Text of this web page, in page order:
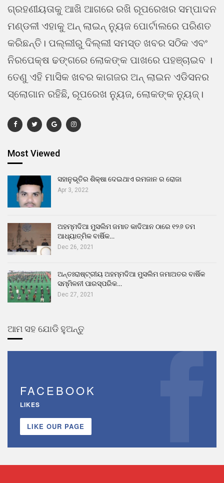
ଗ୍ରହଣୀୟତାକୁ ଆଖି ଆଗରେ ରଖି ରୂପରେଖର ସମ୍ପାଦନ
ମଣ୍ଡଳୀ ଏହାକୁ ଅନ୍ ଲାଇନ୍ ନ୍ୟୁଜ ପୋର୍ଟାଲରେ ପରିଣତ
କରିଛନ୍ତି। ପଲ୍ଲୀରୁ ଦିଲ୍ଲୀ ସମସ୍ତ ଖବର ସଠିକ ଏବଂ
ନିରପେକ୍ଷ ଢଙ୍ଗରେ ଲୋକଙ୍କ ପାଖରେ ପହଞ୍ଚାଇବ ।
ତେଣୁ ଏହି ମାସିକ ଖବର କାଗଜର ଅନ୍ ଲାଇନ ଏଡିସନର
ସ୍ଲୋଗାନ ରହିଛି, ରୂପରେଖ ନ୍ୟୁଜ, ଲୋକଙ୍କ ନ୍ୟୁଜ୍।
Most Viewed
ସହାନୁଭୂତିର ଶିକ୍ଷା ଦେଇଥାଏ ରମଜାନ ର ରୋଜା
Apr 3, 2022
ଅହମ୍ମଦିଆ ମୁସଲିମ ଜମାତ କାଦିଆନ ଠାରେ ୧୨୬ ତମ
ଆଧ୍ୟାତ୍ମିକ ବାର୍ଷିକ…
Dec 26, 2021
ଅନ୍ତଃରାଷ୍ଟ୍ରୀୟ ଅହମ୍ମଦିଆ ମୁସଲିମ ଜମାଅତର ବାର୍ଷିକ
ସମ୍ମିଳନୀ ପାରସ୍ପରିକ…
Dec 27, 2021
ଆମ ସହ ଯୋଡି ହୁଅନ୍ତୁ
FACEBOOK
LIKES
LIKE OUR PAGE